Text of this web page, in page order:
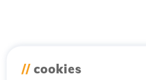
// cookies